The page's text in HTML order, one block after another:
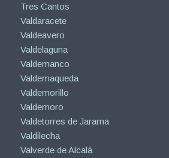
Tres Cantos
Valdaracete
Valdeavero
Valdelaguna
Valdemanco
Valdemaqueda
Valdemorillo
Valdemoro
Valdetorres de Jarama
Valdilecha
Valverde de Alcalá